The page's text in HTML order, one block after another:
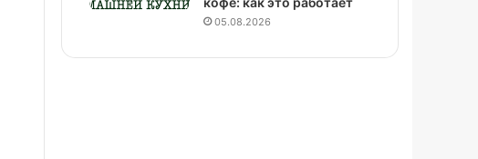
05.08.2026